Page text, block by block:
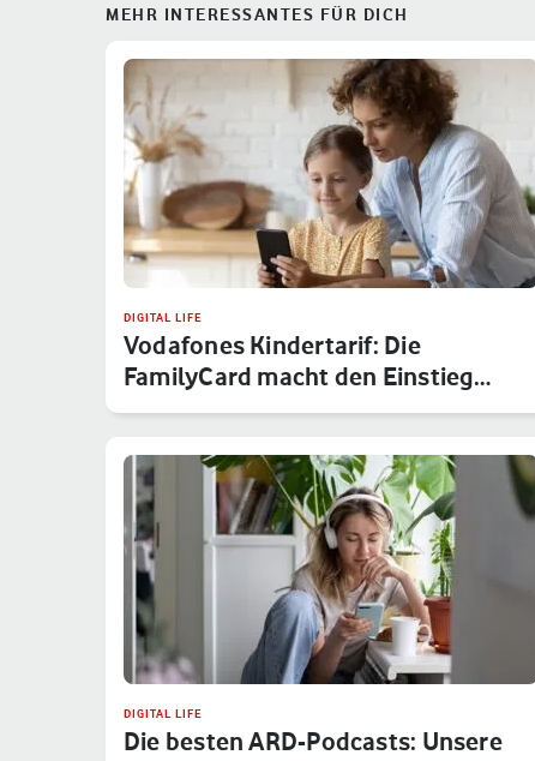
MEHR INTERESSANTES FÜR DICH
DIGITAL LIFE
Vodafones Kindertarif: Die
FamilyCard macht den Einstieg
sicher
DIGITAL LIFE
Die besten ARD-Podcasts: Unsere